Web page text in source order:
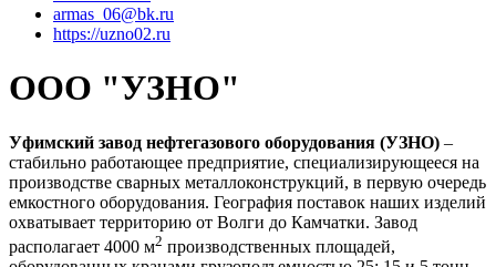
armas_06@bk.ru
https://uzno02.ru
ООО "УЗНО"
Уфимский завод нефтегазового оборудования (УЗНО) –
стабильно работающее предприятие, специализирующееся на
производстве сварных металлоконструкций, в первую очередь
емкостного оборудования. География поставок наших изделий
охватывает территорию от Волги до Камчатки. Завод
располагает 4000 м2 производственных площадей,